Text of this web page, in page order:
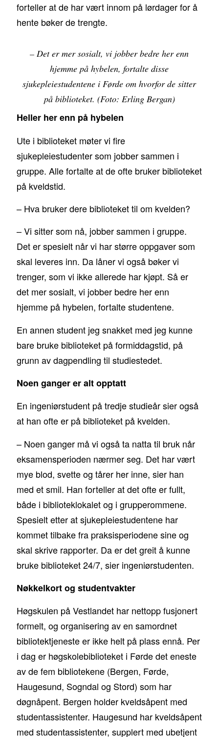
forteller at de har vært innom på lørdager for å
hente bøker de trengte.
– Det er mer sosialt, vi jobber bedre her enn
hjemme på hybelen, fortalte disse
sjukepleiestudentene i Førde om hvorfor de sitter
på biblioteket. (Foto: Erling Bergan)
Heller her enn på hybelen
Ute i biblioteket møter vi fire
sjukepleiestudenter som jobber sammen i
gruppe. Alle fortalte at de ofte bruker biblioteket
på kveldstid.
– Hva bruker dere biblioteket til om kvelden?
– Vi sitter som nå, jobber sammen i gruppe.
Det er spesielt når vi har større oppgaver som
skal leveres inn. Da låner vi også bøker vi
trenger, som vi ikke allerede har kjøpt. Så er
det mer sosialt, vi jobber bedre her enn
hjemme på hybelen, fortalte studentene.
En annen student jeg snakket med jeg kunne
bare bruke biblioteket på formiddagstid, på
grunn av dagpendling til studiestedet.
Noen ganger er alt opptatt
En ingeniørstudent på tredje studieår sier også
at han ofte er på biblioteket på kvelden.
– Noen ganger må vi også ta natta til bruk når
eksamensperioden nærmer seg. Det har vært
mye blod, svette og tårer her inne, sier han
med et smil. Han forteller at det ofte er fullt,
både i biblioteklokalet og i grupperommene.
Spesielt etter at sjukepleiestudentene har
kommet tilbake fra praksisperiodene sine og
skal skrive rapporter. Da er det greit å kunne
bruke biblioteket 24/7, sier ingeniørstudenten.
Nøkkelkort og studentvakter
Høgskulen på Vestlandet har nettopp fusjonert
formelt, og organisering av en samordnet
bibliotektjeneste er ikke helt på plass ennå. Per
i dag er høgskolebiblioteket i Førde det eneste
av de fem bibliotekene (Bergen, Førde,
Haugesund, Sogndal og Stord) som har
døgnåpent. Bergen holder kveldsåpent med
studentassistenter. Haugesund har kveldsåpent
med studentassistenter, supplert med ubetjent